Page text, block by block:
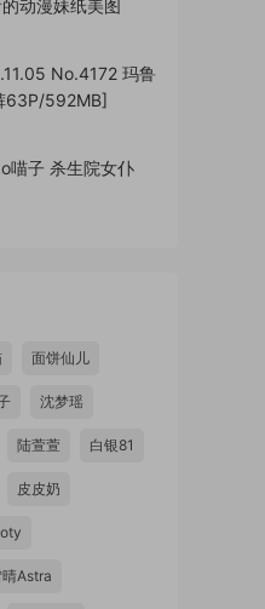
动漫妹纸美图
No.4172 玛鲁
63P/592MB]
喵子 杀生院女仆
面饼仙儿
沈梦瑶
陆萱萱 白银81
皮皮奶
晴Astra